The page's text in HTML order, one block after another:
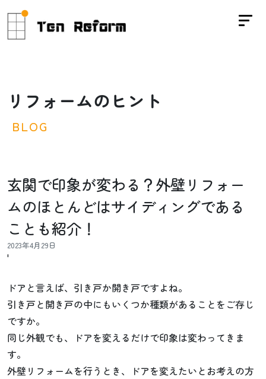
リ フ ォームのヒ ン ト
BLOG
玄関で印象が変わる？外壁リフォー
ムのほとんどはサイディングである
ことも紹介！
2023年4月29日
'
ドアと言えば、引き戸か開き戸ですよね。
引き戸と開き戸の中にもいくつか種類があることをご存じ
ですか。
同じ外観でも、ドアを変えるだけで印象は変わってきま
す。
外壁リフォームを行うとき、ドアを変えたいとお考えの方